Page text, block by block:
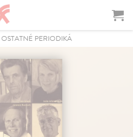
OSTATNÉ PERIODIKÁ